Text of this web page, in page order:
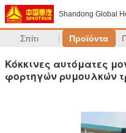
Shandong Global
Σπίτι Προϊόντα
Κόκκινες αυτόματες
φορτηγών ρυμουλκών